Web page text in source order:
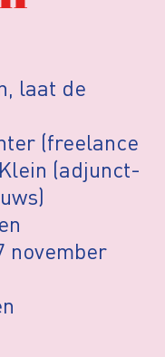
laat de
(freelance
(adjunct-
november